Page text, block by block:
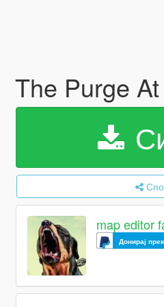
The Purge
map editor
Донирај